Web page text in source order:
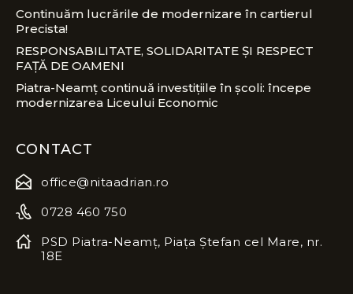
Continuăm lucrările de modernizare în cartierul
Precista!
RESPONSABILITATE, SOLIDARITATE ȘI RESPECT
FAȚĂ DE OAMENI
Piatra-Neamț continuă investițiile în școli: începe
modernizarea Liceului Economic
CONTACT
office@nitaadrian.ro
0728 460 750
PSD Piatra-Neamț, Piața Ștefan cel Mare, nr.
18E